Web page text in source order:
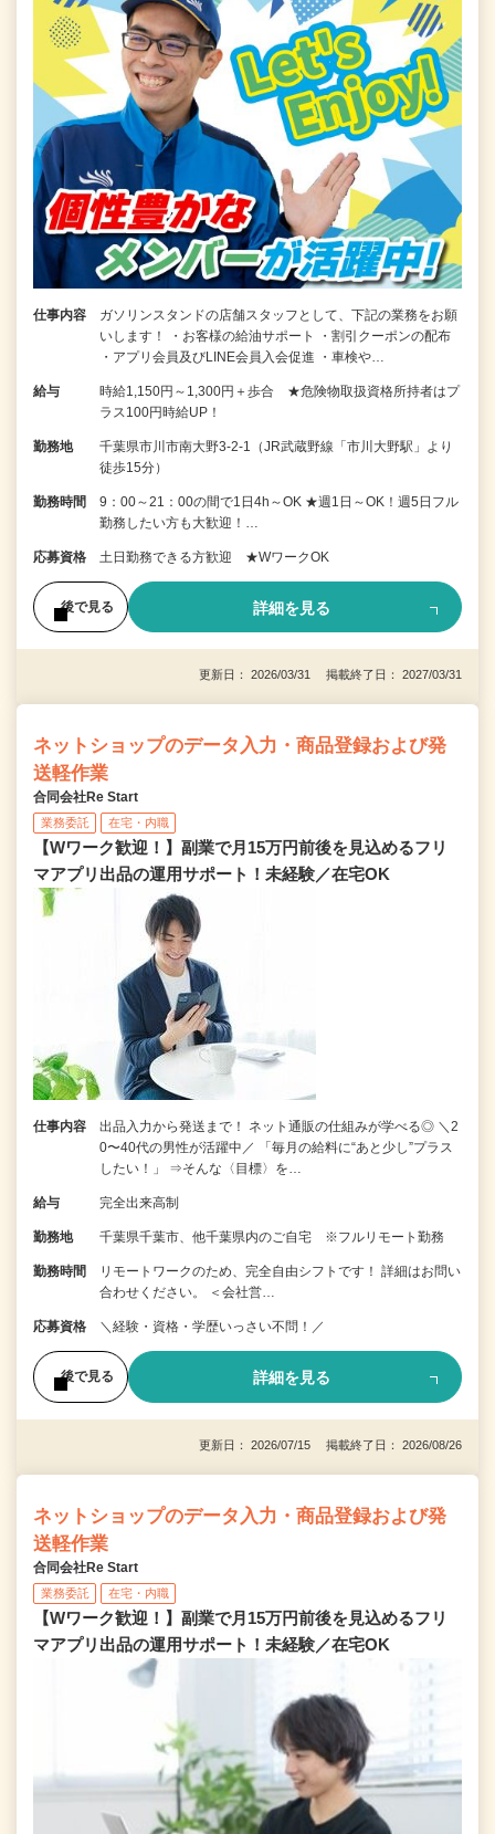
仕事内容
ガソリンスタンドの店舗スタッフとして、下記の業務をお願
いします！ ・お客様の給油サポート ・割引クーポンの配布
・アプリ会員及びLINE会員入会促進 ・車検や…
給与
時給1,150円～1,300円＋歩合 ★危険物取扱資格所持者はプ
ラス100円時給UP！
勤務地
千葉県市川市南大野3-2-1（JR武蔵野線「市川大野駅」より
徒歩15分）
勤務時間
9：00～21：00の間で1日4h～OK ★週1日～OK！週5日フル
勤務したい方も大歓迎！…
応募資格 土日勤務できる方歓迎 ★WワークOK
後で見る 詳細を見る
更新日： 2026/03/31 掲載終了日： 2027/03/31
ネットショップのデータ入力・商品登録および発
送軽作業
合同会社Re Start
業務委託 在宅・内職
【Wワーク歓迎！】副業で月15万円前後を見込めるフリ
マアプリ出品の運用サポート！未経験／在宅OK
仕事内容
出品入力から発送まで！ ネット通販の仕組みが学べる◎ ＼2
0〜40代の男性が活躍中／ 「毎月の給料に“あと少し”プラス
したい！」 ⇒そんな〈目標〉を…
給与 完全出来高制
勤務地 千葉県千葉市、他千葉県内のご自宅 ※フルリモート勤務
勤務時間
リモートワークのため、完全自由シフトです！ 詳細はお問い
合わせください。 ＜会社営…
応募資格 ＼経験・資格・学歴いっさい不問！／
後で見る 詳細を見る
更新日： 2026/07/15 掲載終了日： 2026/08/26
ネットショップのデータ入力・商品登録および発
送軽作業
合同会社Re Start
業務委託 在宅・内職
【Wワーク歓迎！】副業で月15万円前後を見込めるフリ
マアプリ出品の運用サポート！未経験／在宅OK